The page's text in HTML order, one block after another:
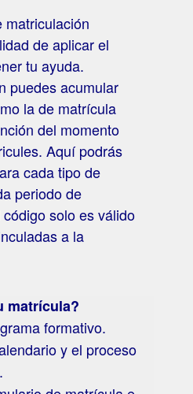
matriculación
de aplicar el
tu ayuda.
puedes acumular
la de matrícula
del momento
Aquí podrás
cada tipo de
periodo de
solo es válido
a la
matrícula?
formativo.
y el proceso